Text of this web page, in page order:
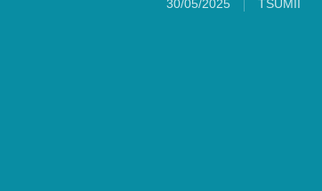
30/05/2025 TSUMII